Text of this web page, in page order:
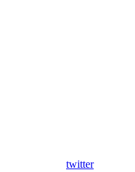
twitter